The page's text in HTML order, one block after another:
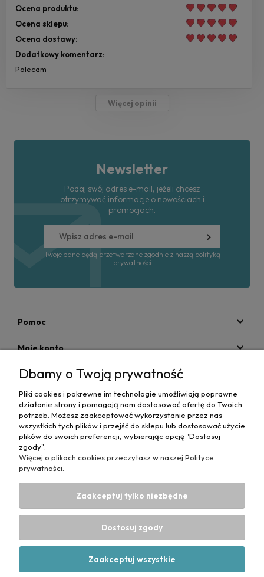
Ocena produktu:
Ocena sklepu:
Ocena dostawy:
Dodatkowy komentarz:
Polecam
Więcej opinii
Newsletter
Podaj swój adres e-mail, jeżeli chcesz
otrzymywać informacje o nowościach i
promocjach.
Twoje dane będą przetwarzane zgodnie z naszą polityką
prywatności
Pomoc
Moje konto
Płatności i dostawa
Informacje
O nas
Projekt i wykonanie:Ecommercy.pl
DANE DO PRZELEWU TRADYCYJNEGO
43-516 ZABRZEG
Dbamy o Twoją prywatność
Pliki cookies i pokrewne im technologie umożliwiają poprawne
działanie strony i pomagają nam dostosować ofertę do Twoich
potrzeb. Możesz zaakceptować wykorzystanie przez nas
wszystkich tych plików i przejść do sklepu lub dostosować użycie
plików do swoich preferencji, wybierając opcję "Dostosuj
zgody".
Więcej o plikach cookies przeczytasz w naszej Polityce
prywatności.
Zaakceptuj tylko niezbędne
Dostosuj zgody
Zaakceptuj wszystkie